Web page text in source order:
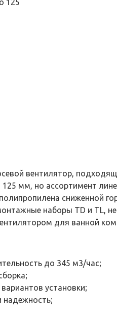
вентилятор,
мм, но ассортимент
сниженной
наборы TD и TL,
для ванной
до 345 м3/час;
установки;
надежность;